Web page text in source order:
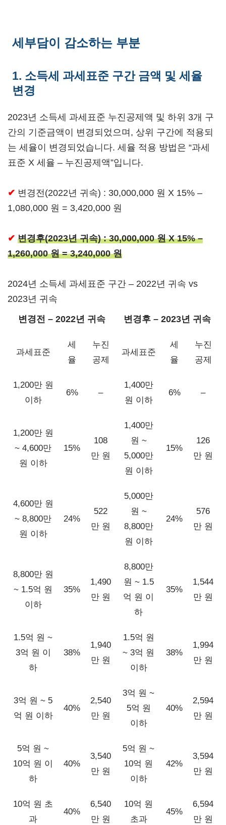
세부담이 감소하는 부분
1. 소득세 과세표준 구간 금액 및 세율
변경
2023년 소득세 과세표준 누진공제액 및 하위 3개 구
간의 기준금액이 변경되었으며, 상위 구간에 적용되
는 세율이 변경되었습니다. 세율 적용 방법은 “과세
표준 X 세율 – 누진공제액”입니다.
✔ 변경전(2022년 귀속) : 30,000,000 원 X 15% –
1,080,000 원 = 3,420,000 원
✔ 변경후(2023년 귀속) : 30,000,000 원 X 15% –
1,260,000 원 = 3,240,000 원
2024년 소득세 과세표준 구간 – 2022년 귀속 vs
2023년 귀속
변경전 – 2022년 귀속
변경후 – 2023년 귀속
과세표준
세
율
누진
공제
과세표준
세
율
누진
공제
1,200만 원
이하
6% –
1,400만
원 이하
6% –
1,200만 원
~ 4,600만
원 이하
15%
108
만 원
1,400만
원 ~
5,000만
원 이하
15%
126
만 원
4,600만 원
~ 8,800만
원 이하
24%
522
만 원
5,000만
원 ~
8,800만
원 이하
24%
576
만 원
8,800만 원
~ 1.5억 원
이하
35%
1,490
만 원
8,800만
원 ~ 1.5
억 원 이
하
35%
1,544
만 원
1.5억 원 ~
3억 원 이
하
38%
1,940
만 원
1.5억 원
~ 3억 원
이하
38%
1,994
만 원
3억 원 ~ 5
억 원 이하
40%
2,540
만 원
3억 원 ~
5억 원
이하
40%
2,594
만 원
5억 원 ~
10억 원 이
하
40%
3,540
만 원
5억 원 ~
10억 원
이하
42%
3,594
만 원
10억 원 초
과
40%
6,540
만 원
10억 원
초과
45%
6,594
만 원